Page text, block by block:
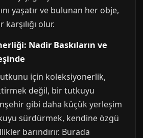
yaşatır ve bulunan her obje,
olur.
Nadir Baskıların ve
için koleksiyonerlik,
değil, bir tutkuyu
gibi daha küçük yerleşim
sürdürmek, kendine özgü
barındırır. Burada